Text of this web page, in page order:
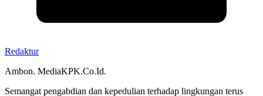
Redaktur
Ambon. MediaKPK.Co.Id.
Semangat pengabdian dan kepedulian terhadap lingkungan terus